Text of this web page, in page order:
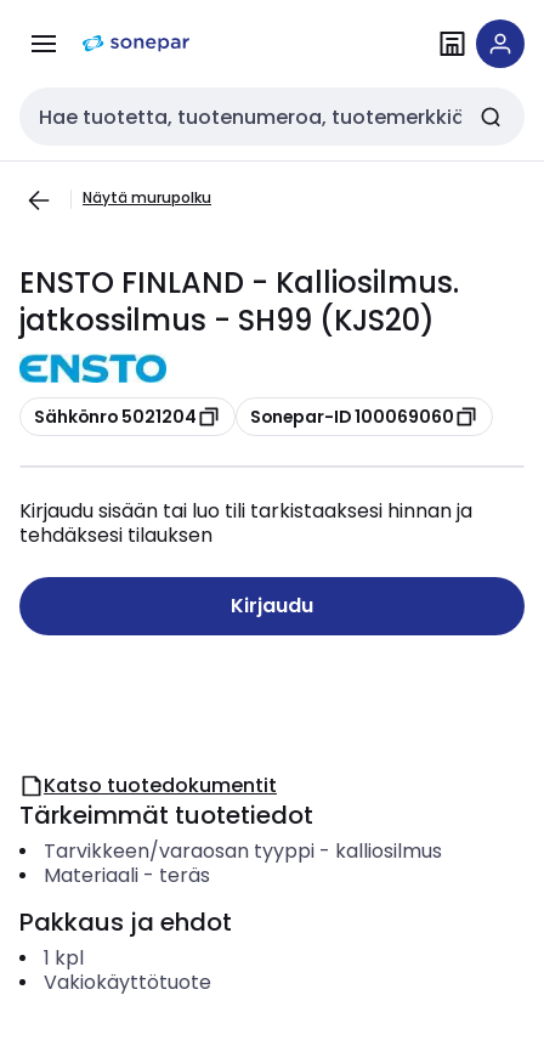
navigointiinsisältöön
Haku
Näytä murupolku
ENSTO FINLAND - Kalliosilmus.
jatkossilmus - SH99 (KJS20)
Kopioi
Sähkönro 5021204 Kopioi
Sonepar-ID 100069060
Kirjaudu sisään tai luo tili tarkistaaksesi hinnan ja
tehdäksesi tilauksen
Kirjaudu
Katso tuotedokumentit
Tärkeimmät tuotetiedot
Tarvikkeen/varaosan tyyppi- kalliosilmus
Materiaali- teräs
Pakkaus ja ehdot
1 kpl
Vakiokäyttötuote